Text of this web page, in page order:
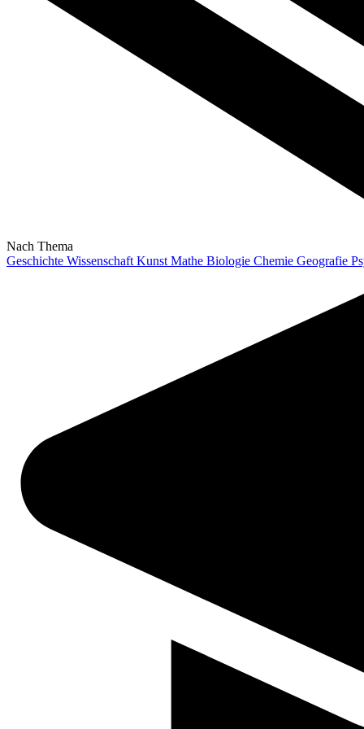
Nach Thema
Geschichte Wissenschaft Kunst Mathe Biologie Chemie Geografie